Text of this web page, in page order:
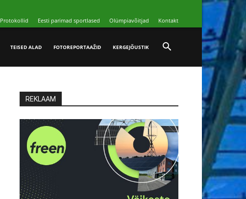
Protokollid Eesti parimad sportlased Olümpiavõitjad Kontakt
TEISED ALAD FOTOREPORTAAŽID KERGEJÕUSTIK
REKLAAM